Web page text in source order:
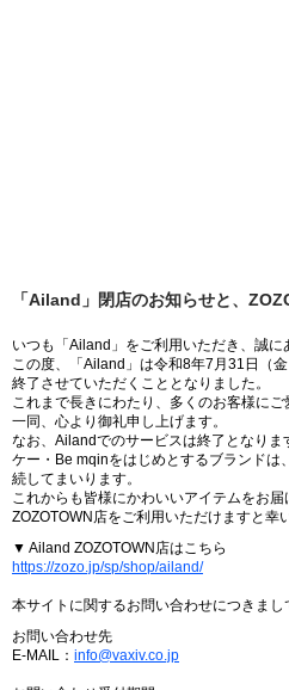
「Ailand」閉店のお知らせと、
いつも「Ailand」をご利用いただき、誠に
この度、「Ailand」は令和8年7月31日（
終了させていただくこととなりました。
これまで長きにわたり、多くのお客様に
一同、心より御礼申し上げます。
なお、Ailandでのサービスは終了となり
ケー・Be mqinをはじめとするブランドは
続してまいります。
これからも皆様にかわいいアイテムをお
ZOZOTOWN店をご利用いただけますと幸
▼ Ailand ZOZOTOWN店はこちら
https://zozo.jp/sp/shop/ailand/
本サイトに関するお問い合わせにつきまし
お問い合わせ先
E-MAIL： info@vaxiv.co.jp